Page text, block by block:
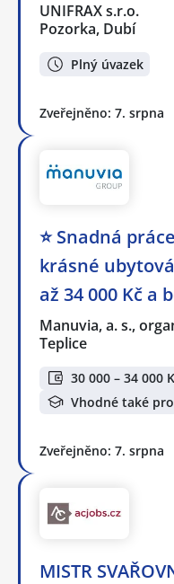
UNIFRAX s.r.o.
Pozorka, Dubí
Plný úvazek
Zveřejněno: 7. srpna
⭐ Snadná
krásné
až 34 000 Kč a
Manuvia, a. s.,
Teplice
30 000 – 34 000
Vhodné také
Zveřejněno: 7. srpna
MISTR